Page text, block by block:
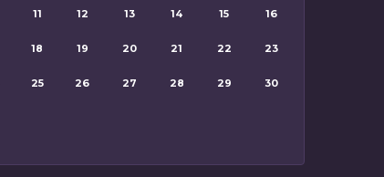
11 12 13 14 15 16
18 19 20 21 22 23
25 26 27 28 29 30